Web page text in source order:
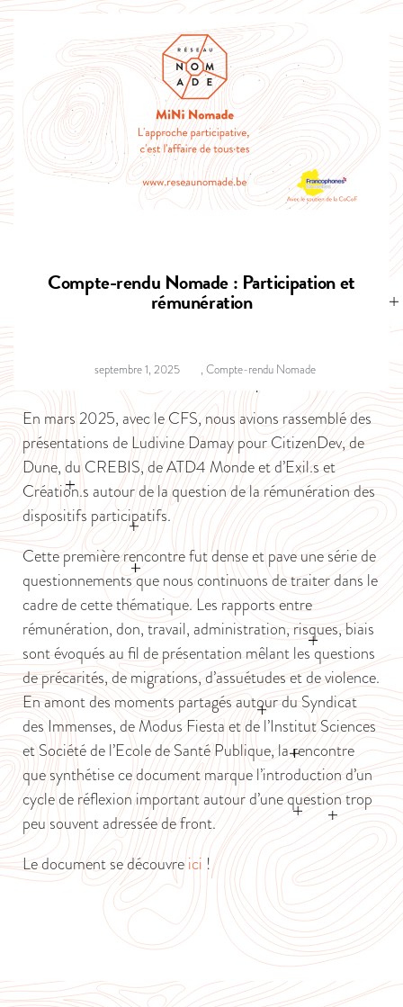
Compte-rendu Nomade : Participation et
rémunération
septembre 1, 2025 , Compte-rendu Nomade
En mars 2025, avec le CFS, nous avions rassemblé des
présentations de Ludivine Damay pour CitizenDev, de
Dune, du CREBIS, de ATD4 Monde et d’Exil.s et
Création.s autour de la question de la rémunération des
dispositifs participatifs.
Cette première rencontre fut dense et pave une série de
questionnements que nous continuons de traiter dans le
cadre de cette thématique. Les rapports entre
rémunération, don, travail, administration, risques, biais
sont évoqués au fil de présentation mêlant les questions
de précarités, de migrations, d’assuétudes et de violence.
En amont des moments partagés autour du Syndicat
des Immenses, de Modus Fiesta et de l’Institut Sciences
et Société de l’Ecole de Santé Publique, la rencontre
que synthétise ce document marque l’introduction d’un
cycle de réflexion important autour d’une question trop
peu souvent adressée de front.
Le document se découvreici !